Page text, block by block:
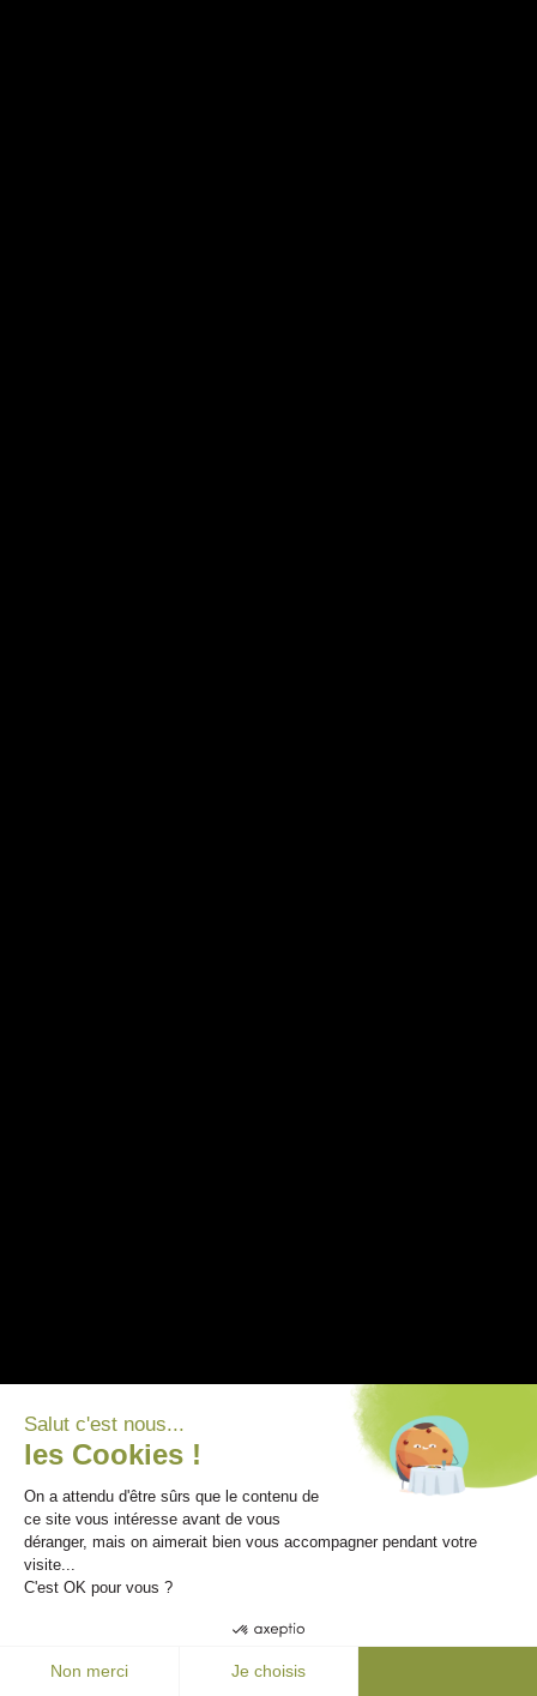
DES PRODUITS QUI RESPECTENT LES
Salut c'est nous...
les Cookies !
On a attendu d'être sûrs que le contenu de
ce site vous intéresse avant de vous
déranger, mais on aimerait bien vous accompagner pendant votre
visite...
C'est OK pour vous ?
Non merci Je choisis